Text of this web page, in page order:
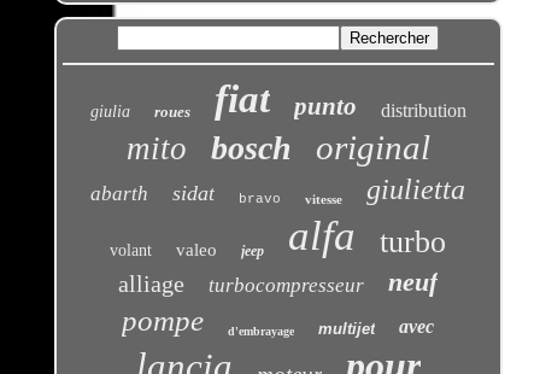
giulia roues fiat punto distribution
mito bosch original
abarth sidat bravo vitesse giulietta
volant valeo jeep alfa turbo
alliage turbocompresseur neuf
pompe d'embrayage multijet avec